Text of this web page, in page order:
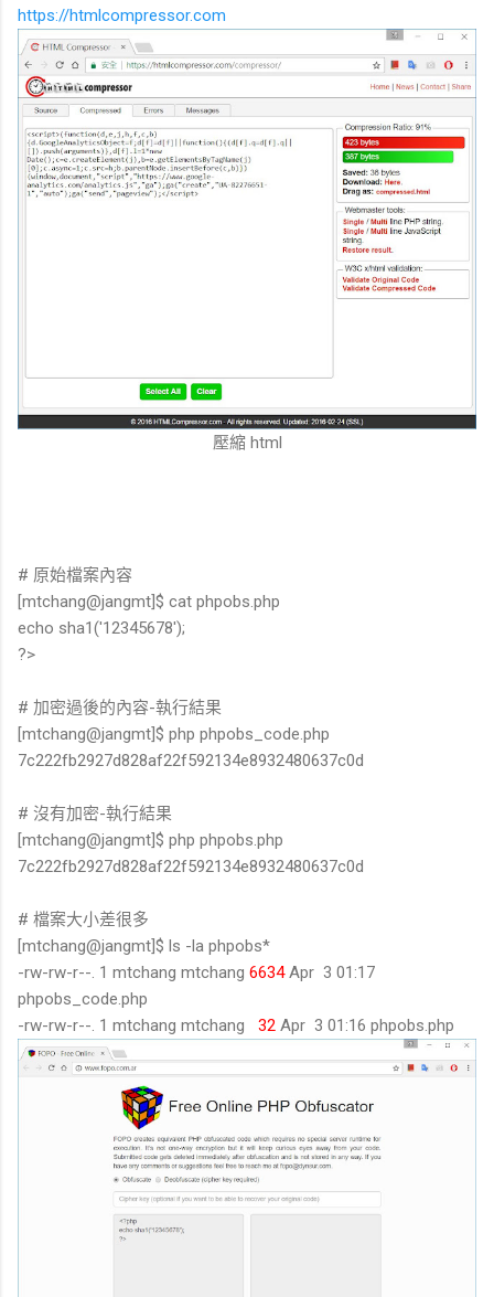
https://htmlcompressor.com
壓縮 html
# 原始檔案內容
[mtchang@jangmt]$ cat phpobs.php
echo sha1('12345678');
?>
# 加密過後的內容-執行結果
[mtchang@jangmt]$ php phpobs_code.php
7c222fb2927d828af22f592134e8932480637c0d
# 沒有加密-執行結果
[mtchang@jangmt]$ php phpobs.php
7c222fb2927d828af22f592134e8932480637c0d
# 檔案大小差很多
[mtchang@jangmt]$ ls -la phpobs*
-rw-rw-r--. 1 mtchang mtchang 6634Apr 3 01:17
phpobs_code.php
-rw-rw-r--. 1 mtchang mtchang
32 Apr 3 01:16 phpobs.php